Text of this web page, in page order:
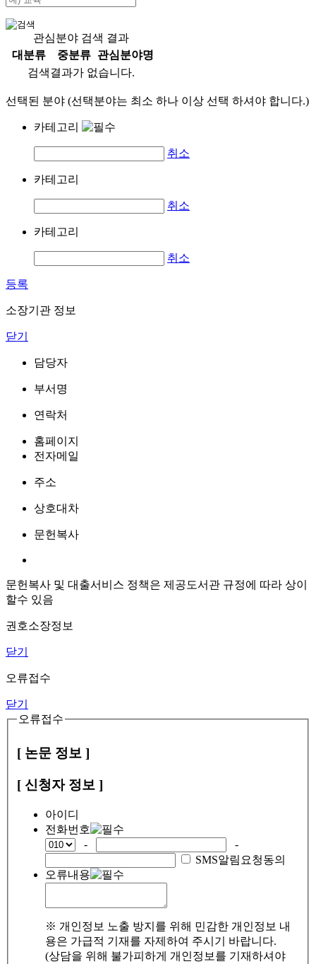
관심분야 검색 결과
대분류
중분류
관심분야명
검색결과가 없습니다.
선택된 분야 (선택분야는 최소 하나 이상 선택 하셔야 합니다.)
카테고리
취소
카테고리
취소
카테고리
취소
등록
소장기관 정보
닫기
담당자
부서명
연락처
홈페이지
전자메일
주소
상호대차
문헌복사
문헌복사 및 대출서비스 정책은 제공도서관 규정에 따라 상이
할수 있음
권호소장정보
닫기
오류접수
닫기
오류접수
[ 논문 정보 ]
[ 신청자 정보 ]
아이디
전화번호
-
-
SMS알림요청동의
오류내용
※ 개인정보 노출 방지를 위해 민감한 개인정보 내
용은 가급적 기재를 자제하여 주시기 바랍니다.
(상담을 위해 불가피하게 개인정보를 기재하셔야